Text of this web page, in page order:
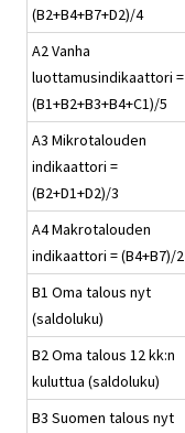
(B2+B4+B7+D2)/4
A2 Vanha
luottamusindikaattori =
(B1+B2+B3+B4+C1)/5
A3 Mikrotalouden
indikaattori =
(B2+D1+D2)/3
A4 Makrotalouden
indikaattori = (B4+B7)/2
B1 Oma talous nyt
(saldoluku)
B2 Oma talous 12 kk:n
kuluttua (saldoluku)
B3 Suomen talous nyt